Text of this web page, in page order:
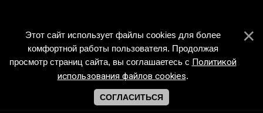
Этот сайт использует файлы cookies для более
комфортной работы пользователя. Продолжая
просмотр страниц сайта, вы соглашаетесь с Политикой
использования файлов cookies.
СОГЛАСИТЬСЯ